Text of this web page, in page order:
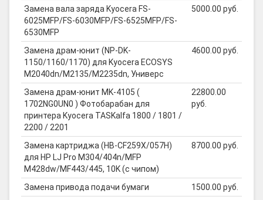
Замена вала заряда Kyocera FS-
6025MFP/FS-6030MFP/FS-6525MFP/FS-
6530MFP
5000.00 руб.
Замена драм-юнит (NP-DK-
1150/1160/1170) для Kyocera ECOSYS
M2040dn/M2135/M2235dn, Универс
4600.00 руб.
Замена драм-юнит MK-4105 (
1702NG0UN0 ) Фотобарабан для
принтера Kyocera TASKalfa 1800 / 1801 /
2200 / 2201
22800.00
руб.
Замена картриджа (HB-CF259X/057H)
для HP LJ Pro M304/404n/MFP
M428dw/MF443/445, 10K (с чипом)
8700.00 руб.
Замена привода подачи бумаги
1500.00 руб.